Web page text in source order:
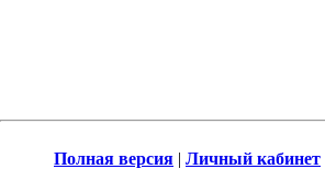
Полная версия | Личный кабинет